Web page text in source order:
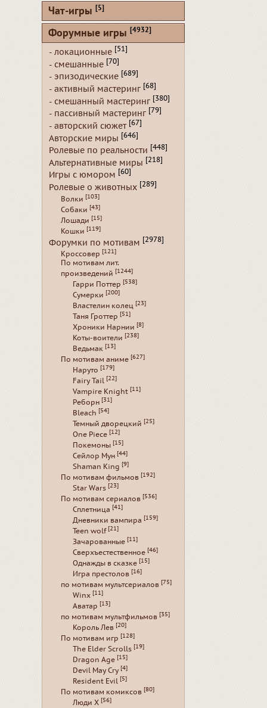
Чат-игры [5]
Форумные игры [4932]
- локационные [51]
- смешанные [70]
- эпизодические [689]
- активный мастеринг [68]
- смешанный мастеринг [380]
- пассивный мастеринг [79]
- авторский сюжет [67]
Авторские миры [646]
Ролевые по реальности [448]
Альтернативные миры [218]
Игры с юмором [60]
Ролевые о животных [289]
Волки [103]
Собаки [43]
Лошади [15]
Кошки [119]
Форумки по мотивам [2978]
Кроссовер [121]
По мотивам лит.
произведений [1244]
Гарри Поттер [538]
Сумерки [200]
Властелин колец [23]
Таня Гроттер [51]
Хроники Нарнии [8]
Коты-воители [238]
Ведьмак [13]
По мотивам аниме [627]
Наруто [179]
Fairy Tail [22]
Vampire Knight [11]
Реборн [31]
Bleach [54]
Темный дворецкий [25]
One Piece [12]
Покемоны [15]
Сейлор Мун [44]
Shaman King [9]
По мотивам фильмов [192]
Star Wars [23]
По мотивам сериалов [536]
Сплетница [41]
Дневники вампира [159]
Teen wolf [21]
Зачарованные [11]
Сверхъестественное [46]
Однажды в сказке [15]
Игра престолов [16]
по мотивам мультсериалов [75]
Winx [11]
Аватар [13]
по мотивам мультфильмов [35]
Король Лев [20]
По мотивам игр [128]
The Elder Scrolls [19]
Dragon Age [15]
Devil May Cry [4]
Resident Evil [5]
По мотивам комиксов [80]
Люди Х [56]